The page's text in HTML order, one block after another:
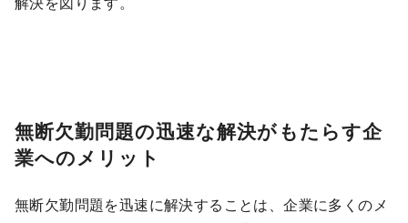
無断欠勤問題の迅速な解決がもたらす企
業へのメリット
無断欠勤問題を迅速に解決することは、企業に多くのメ